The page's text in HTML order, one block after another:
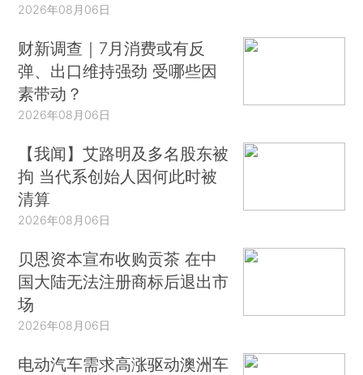
2026年08月06日
财新调查｜7月消费或有反
弹、出口维持强劲 受哪些因
素带动？
2026年08月06日
【我闻】艾路明及多名股东被
拘 当代系创始人因何此时被
清算
2026年08月06日
贝恩资本宣布收购贡茶 在中
国大陆无法注册商标后退出市
场
2026年08月06日
电动汽车需求高涨驱动澳洲车